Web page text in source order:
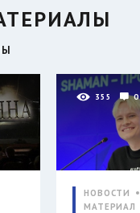
355 0
НОВОСТИ
МАТЕРИАЛ